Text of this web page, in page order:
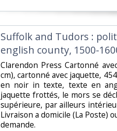
‎Suffolk and Tudors :
english county, 1500-
‎Clarendon Press Cartonné
cm), cartonné avec jaquette,
en noir in texte, texte en
jaquette frottés, le mors se
supérieure, par ailleurs
Livraison a domicile (La Poste)
demande.‎